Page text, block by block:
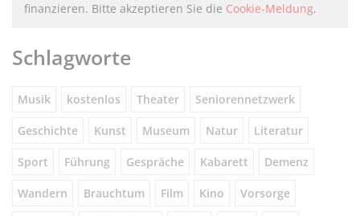
finanzieren. Bitte akzeptieren Sie die Cookie-Meldung.
Schlagworte
Musik kostenlos Theater Seniorennetzwerk
Geschichte Kunst Museum Natur Literatur
Sport Führung Gespräche Kabarett Demenz
Wandern Brauchtum Film Kino Vorsorge